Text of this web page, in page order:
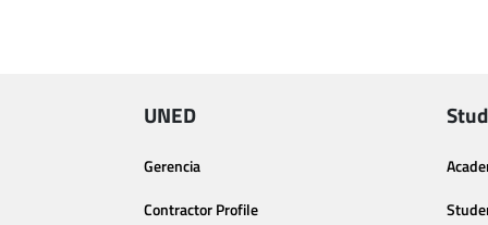
UNED
Gerencia
Contractor Profile